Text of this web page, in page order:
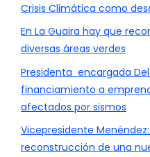
Crisis Climática como
En La Guaira hay que
diversas áreas verdes
Presidenta encargada
financiamiento a
afectados por sismos
Vicepresidente
reconstrucción de una